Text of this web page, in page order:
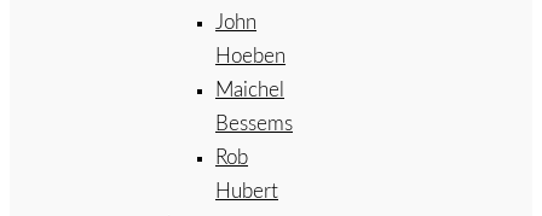
John
Hoeben
Maichel
Bessems
Rob
Hubert